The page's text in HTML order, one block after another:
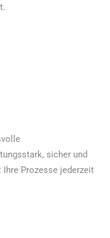
sicher und
Prozesse jederzeit